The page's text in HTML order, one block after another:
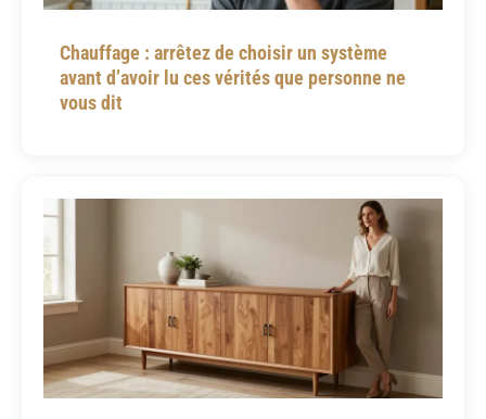
Chauffage : arrêtez de choisir un système
avant d’avoir lu ces vérités que personne ne
vous dit